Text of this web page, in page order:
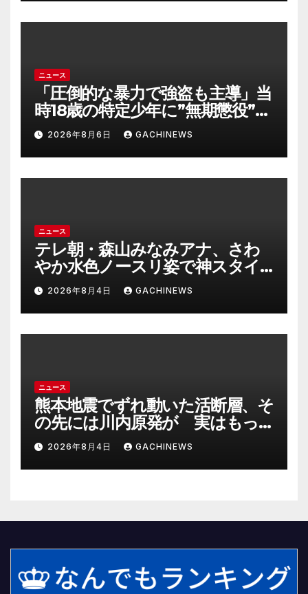
風が吹く見込み(FNNプライムオ
ンライン)
ニュース
「圧倒的な暴力で強盗も主導」当
時18歳の特定少年に”無期懲役”求
刑の背景『年齢の若さで説明でき
ないほど悪質だと検察が判断』
＜元裁判官が解説＞全国的に見て
も異例のケース_8月7日判決の行
2026年8月6日 GACHINEWS
ニュース
テレ朝・森山みなみアナ、さわ
やか水色ノースリ姿で神スタイ
ル炸裂 「爽やかで可愛い」「最
上級にお似合い」(J-CASTニュー
ス)
2026年8月4日 GACHINEWS
ニュース
熊本地震でずれ動いた活断層、そ
の先には川内原発が 実はもっ
とヤバい事態を起こしそうなリ
スクも(J-CASTニュース)
2026年8月4日 GACHINEWS